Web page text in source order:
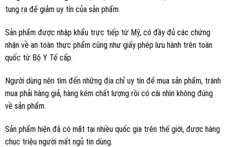
tung ra để giảm uy tín của sản phẩm.
Sản phẩm được nhập khẩu trực tiếp từ Mỹ, có đầy đủ các chứng
nhận về an toàn thực phẩm cũng như giấy phép lưu hành trên toàn
quốc từ Bộ Y Tế cấp.
Người dùng nên tìm đến những địa chỉ uy tín để mua sản phẩm, tránh
mua phải hàng giả, hàng kém chất lượng rồi có cái nhìn không đúng
về sản phẩm.
Sản phẩm hiện đã có mặt tại nhiều quốc gia trên thế giới, được hàng
chục triệu người mất ngủ tin dùng.